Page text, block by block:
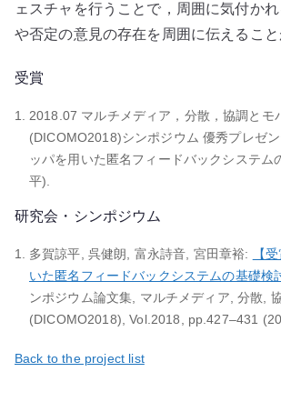
ェスチャを行うことで，周囲に気付か
や否定の意見の存在を周囲に伝えること
受賞
2018.07 マルチメディア，分散，協調とモ
(DICOMO2018)シンポジウム 優秀プレゼ
ッパを用いた匿名フィードバックシステム
平).
研究会・シンポジウム
多賀諒平, 呉健朗, 富永詩音, 宮田章裕:
【
いた匿名フィードバックシステムの基礎検
ンポジウム論文集, マルチメディア, 分散,
(DICOMO2018), Vol.2018, pp.427–431
Back to the project list